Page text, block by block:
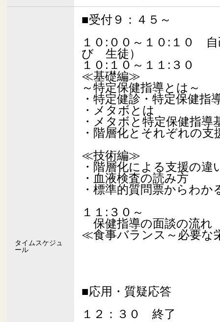
タイムスケジュ
ール
■受付９：４５～
１０:００～１０:１０
び 生徒）
１０:１０～１１:３０
≪基礎編≫
～特定保健指導とは～
・特定健診・特定保健指
・メタボとは
・メタボと特定保健指導
・階層化とそれぞれの支
≪技術編≫
・階層化による支援の違
・血液検査の読み方
・標準的質問票からわか
１１:３０～
保健指導の面談の流れ
≪食事バランス～必要な
■応用・質疑応答
１２：３０ 終了